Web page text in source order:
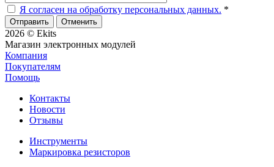
Я согласен на обработку персональных данных. *
Отменить
2026 © Ekits
Магазин электронных модулей
Компания
Покупателям
Помощь
Контакты
Новости
Отзывы
Инструменты
Маркировка резисторов